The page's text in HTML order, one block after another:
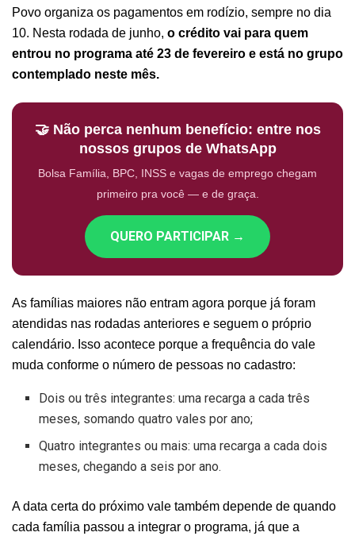
Povo organiza os pagamentos em rodízio, sempre no dia
10. Nesta rodada de junho, o crédito vai para quem
entrou no programa até 23 de fevereiro e está no grupo
contemplado neste mês.
🤝 Não perca nenhum benefício: entre nos
nossos grupos de WhatsApp
Bolsa Família, BPC, INSS e vagas de emprego chegam
primeiro pra você — e de graça.
QUERO PARTICIPAR →
As famílias maiores não entram agora porque já foram
atendidas nas rodadas anteriores e seguem o próprio
calendário. Isso acontece porque a frequência do vale
muda conforme o número de pessoas no cadastro:
Dois ou três integrantes: uma recarga a cada três
meses, somando quatro vales por ano;
Quatro integrantes ou mais: uma recarga a cada dois
meses, chegando a seis por ano.
A data certa do próximo vale também depende de quando
cada família passou a integrar o programa, já que a